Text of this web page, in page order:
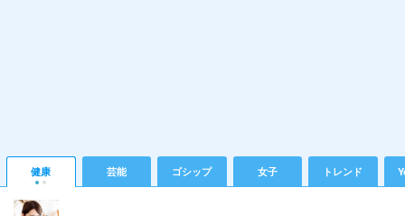
健康 芸能 ゴシップ 女子 トレンド